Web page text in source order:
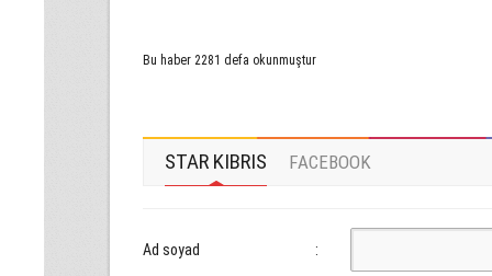
Bu haber 2281 defa okunmuştur
STAR KIBRIS FACEBOOK
Ad soyad :